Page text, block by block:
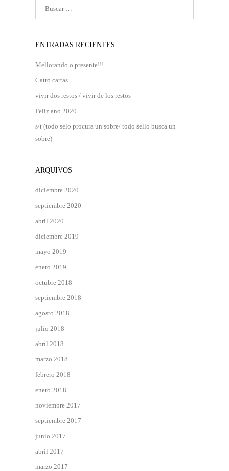
ENTRADAS RECIENTES
Mellorando o presente!!!
Catro cartas
vivir dos restos / vivir de los restos
Feliz ano 2020
s/t (todo selo procura un sobre/ todo sello busca un
sobre)
ARQUIVOS
diciembre 2020
septiembre 2020
abril 2020
diciembre 2019
mayo 2019
enero 2019
octubre 2018
septiembre 2018
agosto 2018
julio 2018
abril 2018
marzo 2018
febrero 2018
enero 2018
noviembre 2017
septiembre 2017
junio 2017
abril 2017
marzo 2017